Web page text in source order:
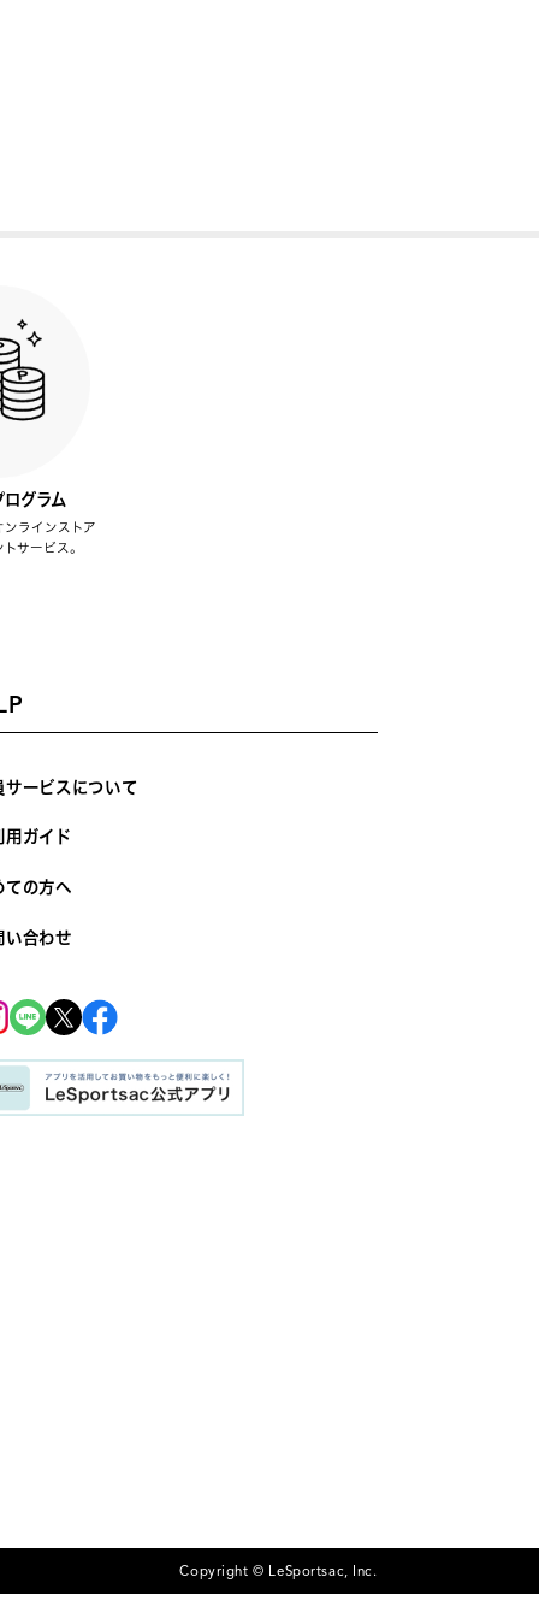
ログラム
ラインストア
サービス。
サービスについて
用ガイド
ての方へ
い合わせ
Copyright © LeSportsac, Inc.